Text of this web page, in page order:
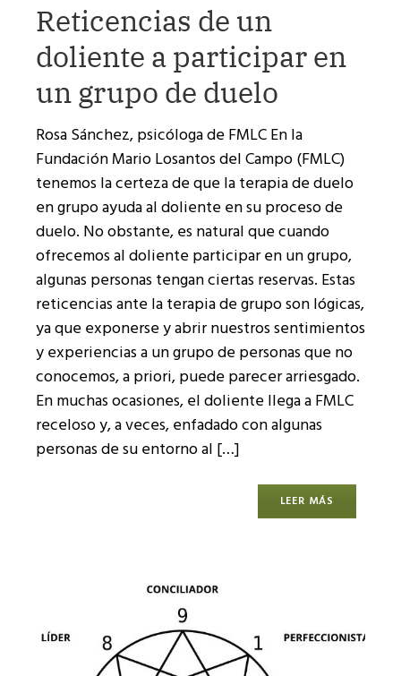
Reticencias de un
doliente a participar en
un grupo de duelo
Rosa Sánchez, psicóloga de FMLC En la
Fundación Mario Losantos del Campo (FMLC)
tenemos la certeza de que la terapia de duelo
en grupo ayuda al doliente en su proceso de
duelo. No obstante, es natural que cuando
ofrecemos al doliente participar en un grupo,
algunas personas tengan ciertas reservas. Estas
reticencias ante la terapia de grupo son lógicas,
ya que exponerse y abrir nuestros sentimientos
y experiencias a un grupo de personas que no
conocemos, a priori, puede parecer arriesgado.
En muchas ocasiones, el doliente llega a FMLC
receloso y, a veces, enfadado con algunas
personas de su entorno al […]
LEER MÁS